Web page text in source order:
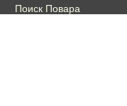
Поиск Повара